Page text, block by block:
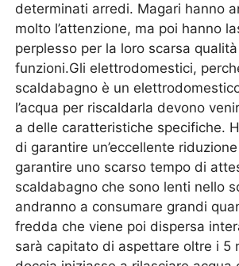
determinati arredi. Magari hanno
molto l’attenzione, ma poi hanno
perplesso per la loro scarsa
funzioni.Gli elettrodomestici,
scaldabagno è un
l’acqua per riscaldarla devono
a delle caratteristiche specifiche.
di garantire un’eccellente
garantire uno scarso tempo di
scaldabagno che sono lenti nello
andranno a consumare grandi
fredda che viene poi dispersa
sarà capitato di aspettare oltre i 5